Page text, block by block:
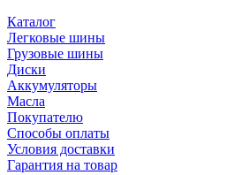
Каталог
Легковые шины
Грузовые шины
Диски
Аккумуляторы
Масла
Покупателю
Способы оплаты
Условия доставки
Гарантия на товар